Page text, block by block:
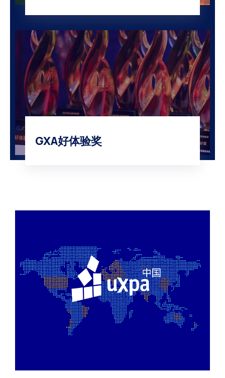
GXA好体验奖